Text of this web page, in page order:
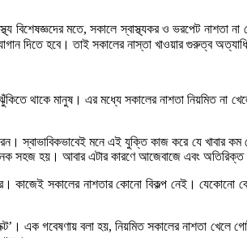
বিশেষজ্ঞদের মতে,সকালে স্বাস্থ্যকর ও ভরপেট নাশতা না
দিতে হবে। তাই সকালের নাস্তা খাওয়ার গুরুত্ব
থাকে মানুষ। এর মধ্যে সকালের নাশতা নিয়মিত না
করেন। স্বাভাবিকভাবেই মনে এই যুক্তি কাজ করে যে
অনেক সহজ হয়। আবার এটার কারণে আজেবাজে এবং
কাজেই সকালের নাশতার কোনো বিকল্প নেই।
এক গবেষণায় বলা হয়, নিয়মিত সকালের নাশতা